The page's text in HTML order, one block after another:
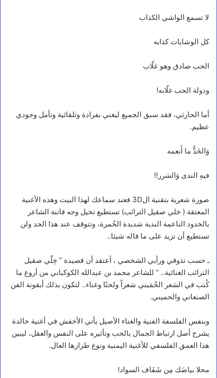
لا تسمع الواشي الكذاب
كل الوشايات كذابه
الحب صادق وهو غلّاب
ودولة الحب غلّابه!
أما الحارثي، فقد سبق الجميع ليغني بفرادة وتلقائية وتأمل وجودي
عظيم.
وَالخَدُّ ما أَنعمه
فيهِ الندى وَالشرر!!
صورة شعرية بتقنية ال3D فعند سماعك لهذا البيت وهذه الأغنية
المعتقة ( خلي صقيل الترائب) تستطيع تخيل وجه فاتنة الشاعر
بالخدود الناعمة الندية شديدة الحُمرة، وتتوقف عند هذا الحد ولن
تستطيع أن تزيد على ما قاله شيئا..
ـ حسب تذوقي ورأيي الشخصي ، أعتقد أن قصيدة ” خِلّي صقيل
الترائب الغنائية.. ” للشاعر محمد بن عبدالله الكوكباني من أروع ما
كُتب في الشعر الحُمَيني شعراً ولحنًا وغناء.. لتكون بذلك أيقونة الفن
الصنعاني والحميني.
وبنفس الفلسفة الفنية والغناء الأصيل يأتي الأخفش في أغنية خالدة
يشرح أصل ارتباط الجمال بالحب وتأثيره على النفس والعقل، ليبين
هذا العمق الفلسفي للأغنية اليمنية ونوع طرازها العال.
محلا بياضَك مِن شَفَاف السواد!